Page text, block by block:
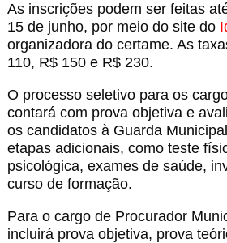
As inscrições podem ser feitas
15 de junho, por meio do site do
organizadora do certame. As
110, R$ 150 e R$ 230.
O processo seletivo para os
contará com prova objetiva e
os candidatos à Guarda
etapas adicionais, como teste
psicológica, exames de saúde,
curso de formação.
Para o cargo de Procurador
incluirá prova objetiva, prova